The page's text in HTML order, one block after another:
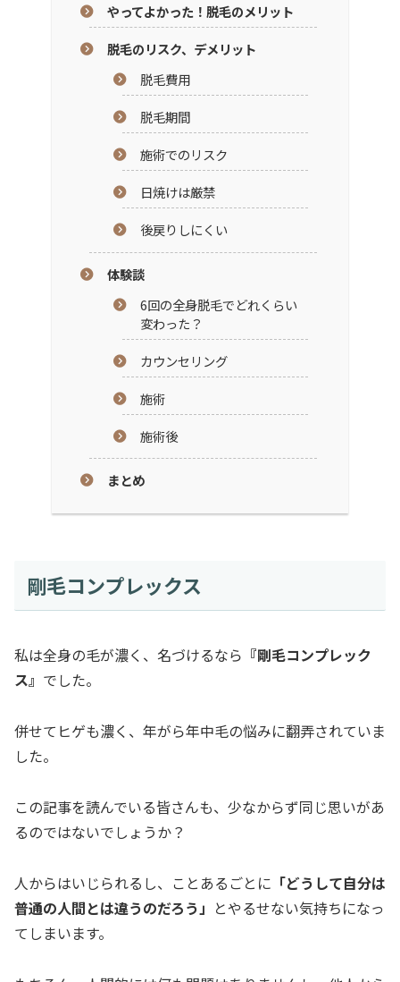
やってよかった！脱毛のメリット
脱毛のリスク、デメリット
脱毛費用
脱毛期間
施術でのリスク
日焼けは厳禁
後戻りしにくい
体験談
6回の全身脱毛でどれくらい
変わった？
カウンセリング
施術
施術後
まとめ
剛毛コンプレックス
私は全身の毛が濃く、名づけるなら 『剛毛コンプレック
ス』 でした。
併せてヒゲも濃く、年がら年中毛の悩みに翻弄されていま
した。
この記事を読んでいる皆さんも、少なからず同じ思いがあ
るのではないでしょうか？
人からはいじられるし、ことあるごとに 「どうして自分は
普通の人間とは違うのだろう」 とやるせない気持ちになっ
てしまいます。